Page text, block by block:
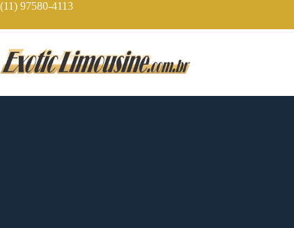
Skip
content
(11) 97580-4113